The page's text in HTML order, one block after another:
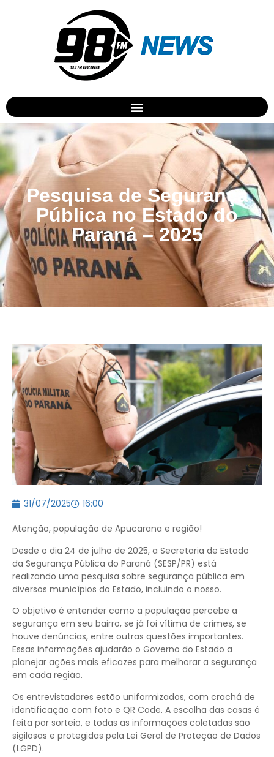
Pesquisa de Segurança
Pública no Estado do
Paraná – 2025
31/07/2025 16:00
Atenção, população de Apucarana e região!
Desde o dia 24 de julho de 2025, a Secretaria de Estado
da Segurança Pública do Paraná (SESP/PR) está
realizando uma pesquisa sobre segurança pública em
diversos municípios do Estado, incluindo o nosso.
O objetivo é entender como a população percebe a
segurança em seu bairro, se já foi vítima de crimes, se
houve denúncias, entre outras questões importantes.
Essas informações ajudarão o Governo do Estado a
planejar ações mais eficazes para melhorar a segurança
em cada região.
Os entrevistadores estão uniformizados, com crachá de
identificação com foto e QR Code. A escolha das casas é
feita por sorteio, e todas as informações coletadas são
sigilosas e protegidas pela Lei Geral de Proteção de Dados
(LGPD).